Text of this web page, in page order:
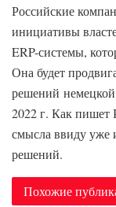
Российские
инициативы
ERP-системы,
Она будет
решений
2022 г. Как пишет
смысла ввиду уже
решений.
Похожие